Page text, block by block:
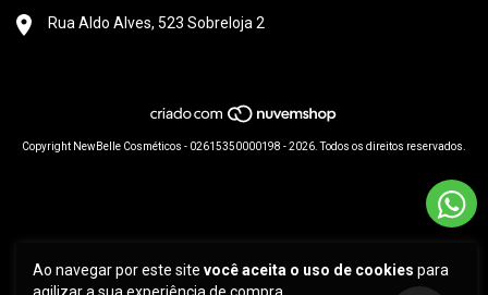
Ao navegar por este site você aceita o uso de cookies para
Rua Aldo Alves, 523 Sobreloja 2
Copyright NewBelle Cosméticos - 02615350000198 - 2026. Todos os direitos reservados.